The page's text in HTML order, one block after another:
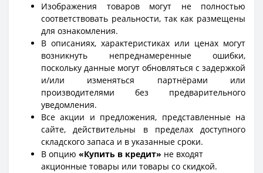
Изображения товаров могут не полностью
соответствовать реальности, так как размещены
для ознакомления.
В описаниях, характеристиках или ценах могут
возникнуть непреднамеренные ошибки,
поскольку данные могут обновляться с задержкой
и/или изменяться партнёрами или
производителями без предварительного
уведомления.
Все акции и предложения, представленные на
сайте, действительны в пределах доступного
складского запаса и в указанные сроки.
В опцию «Купить в кредит» не входят
акционные товары или товары со скидкой.